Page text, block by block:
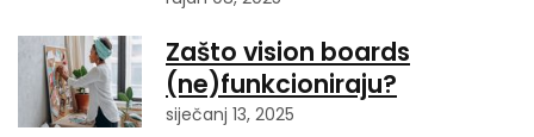
Zašto vision boards
(ne)funkcioniraju?
siječanj 13, 2025